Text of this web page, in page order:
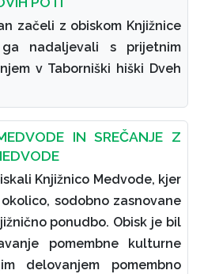
začeli z obiskom Knjižnice
nadaljevali s prijetnim
v Taborniški hiški Dveh
IN SREČANJE Z
Knjižnico Medvode, kjer
sodobno zasnovane
ponudbo. Obisk je bil
pomembne kulturne
delovanjem pomembno